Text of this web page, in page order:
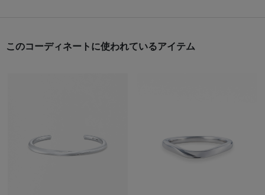
このコーディネートに使われているアイテム